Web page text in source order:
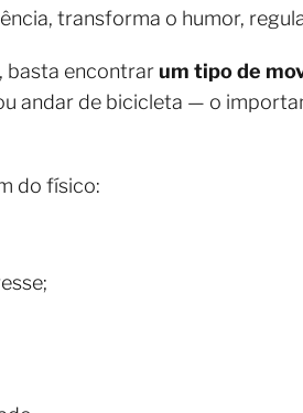
transforma o humor,
basta encontrar um tipo de
andar de bicicleta — o
do físico: